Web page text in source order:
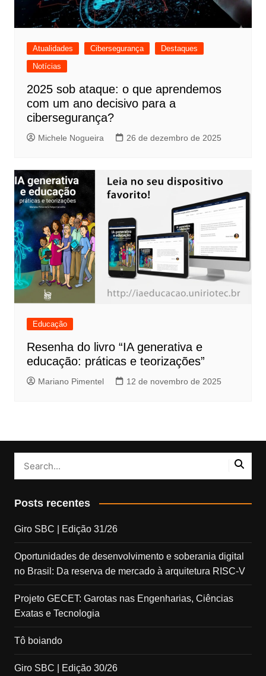
Atualidades Cibersegurança
Destaques
Notícias
2025 sob ataque: o que aprendemos
com um ano decisivo para a
cibersegurança?
Michele Nogueira 26 de dezembro de 2025
Educação
Resenha do livro “IA generativa e
educação: práticas e teorizações”
Mariano Pimentel 12 de novembro de 2025
Posts recentes
Giro SBC | Edição 31/26
Oportunidades de desenvolvimento e soberania digital
no Brasil: Da reserva de mercado à arquitetura RISC-V
Projeto GECET: Garotas nas Engenharias, Ciências
Exatas e Tecnologia
Tô boiando
Giro SBC | Edição 30/26